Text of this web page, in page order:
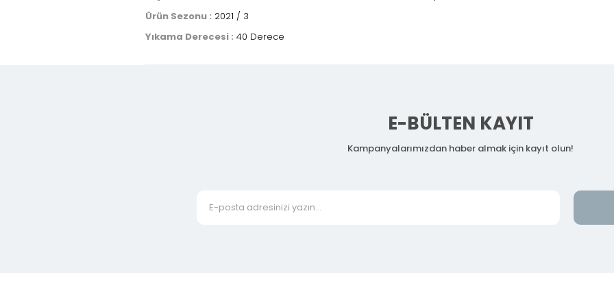
Ürün Sezonu : 2021 / 3
Yıkama Derecesi : 40 Derece
E-BÜLTEN KAYIT
Kampanyalarımızdan haber almak için kayıt olun!